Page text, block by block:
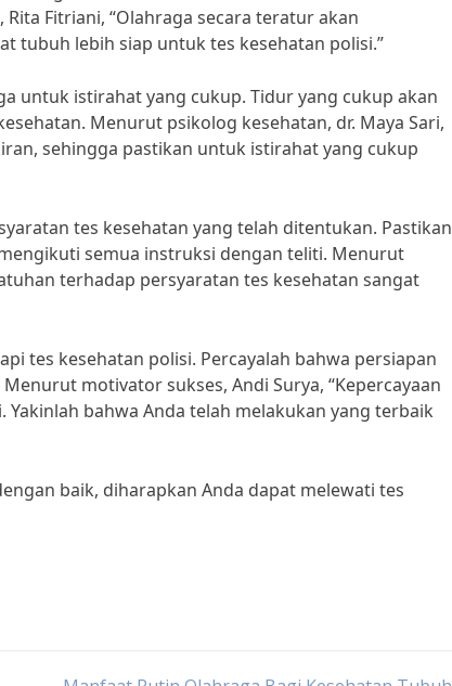
Fitriani, “Olahraga secara teratur akan
tubuh lebih siap untuk tes kesehatan polisi.”
untuk istirahat yang cukup. Tidur yang cukup akan
Menurut psikolog kesehatan, dr. Maya Sari,
sehingga pastikan untuk istirahat yang cukup
tes kesehatan yang telah ditentukan. Pastikan
semua instruksi dengan teliti. Menurut
terhadap persyaratan tes kesehatan sangat
tes kesehatan polisi. Percayalah bahwa persiapan
motivator sukses, Andi Surya, “Kepercayaan
bahwa Anda telah melakukan yang terbaik
baik, diharapkan Anda dapat melewati tes